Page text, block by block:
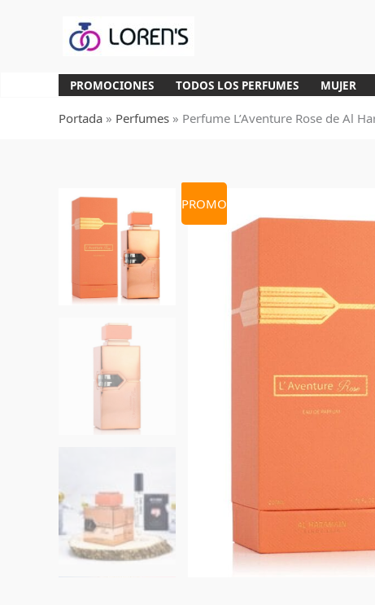
PROMOCIONES TODOS LOS PERFUMES MUJER
Portada » Perfumes » Perfume L’Aventure Rose de Al
PROMO